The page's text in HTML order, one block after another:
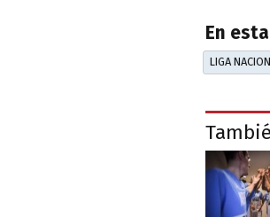
En
LIGA